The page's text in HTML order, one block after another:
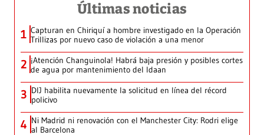
Últimas noticias
1 Capturan en Chiriquí a hombre investigado en la Operación
Trillizas por nuevo caso de violación a una menor
2 ¡Atención Changuinola! Habrá baja presión y posibles cortes
de agua por mantenimiento del Idaan
3 DIJ habilita nuevamente la solicitud en línea del récord
policivo
4 Ni Madrid ni renovación con el Manchester City: Rodri elige
al Barcelona